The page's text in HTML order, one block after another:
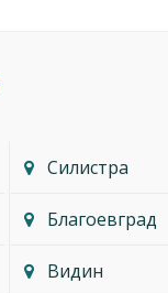
Силистра
Благоевград
Видин